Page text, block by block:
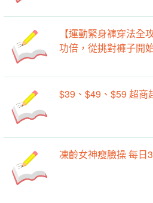
【運動緊身褲穿法全
功倍，從挑對褲子開
$39、$49、$59 超商
凍齡女神瘦臉操 每日